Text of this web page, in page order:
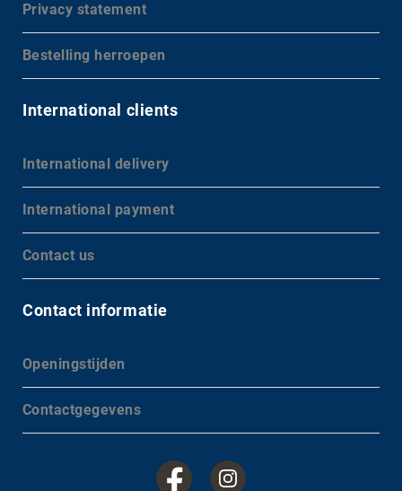
Privacy statement
Bestelling herroepen
International clients
International delivery
International payment
Contact us
Contact informatie
Openingstijden
Contactgegevens